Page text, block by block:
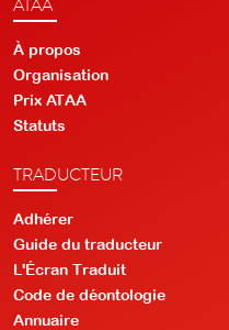
À propos
Organisation
Prix ATAA
Statuts
TRADUCTEUR
Adhérer
Guide du traducteur
L'Écran Traduit
Code de déontologie
Annuaire